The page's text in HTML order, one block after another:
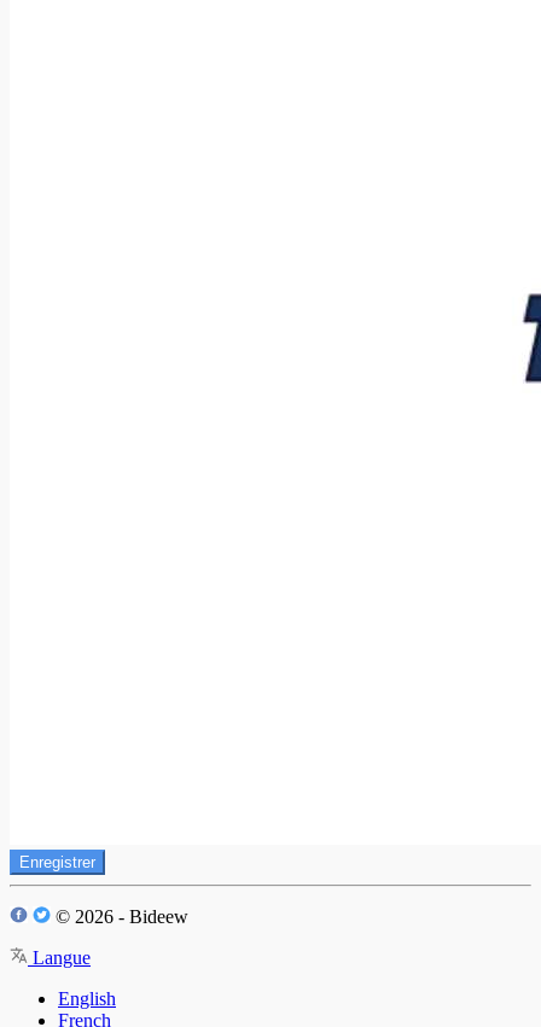
Enregistrer
© 2026 - Bideew
Langue
English
French